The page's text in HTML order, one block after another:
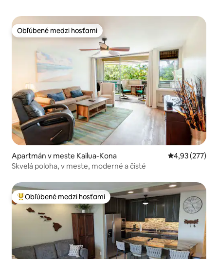
Obľúbené medzi hosťami
Obľúbené medzi hosťami
Apartmán v meste Kailua-Kona Priemerné
4,93 (277)
Skvelá poloha, v meste, moderné a čisté
Najobľúbenejšie medzi hosťami
Obľúbené medzi hosťami